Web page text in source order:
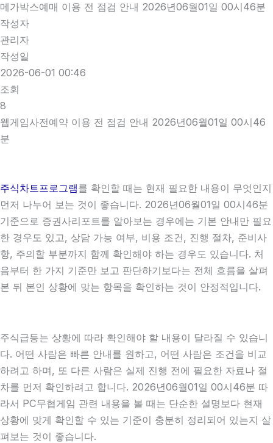
메가박스예매 이용 전 점검 안내 2026년06월01일 00시46분
작성자
관리자
작성일
2026-06-01 00:46
조회
8
웹게임사전예약 이용 전 점검 안내 2026년06월01일 00시46
분
주식차트프로그램를 확인할 때는 현재 필요한 내용이 무엇인지
먼저 나누어 보는 것이 좋습니다. 2026년06월01일 00시46분
기준으로 증권사리포트를 알아보는 경우에는 기본 안내만 필요
한 경우도 있고, 상담 가능 여부, 비용 조건, 진행 절차, 준비사
항, 주의할 부분까지 함께 확인해야 하는 경우도 있습니다. 처
음부터 한 가지 기준만 보고 판단하기보다는 전체 흐름을 살펴
본 뒤 본인 상황에 맞는 항목을 확인하는 것이 안정적입니다.
주식급등는 상황에 따라 확인해야 할 내용이 달라질 수 있습니
다. 어떤 사람은 빠른 안내를 원하고, 어떤 사람은 조건을 비교
하려고 하며, 또 다른 사람은 실제 진행 전에 필요한 자료나 절
차를 먼저 확인하려고 합니다. 2026년06월01일 00시46분 따
라서 PC무협게임 관련 내용을 볼 때는 단순한 설명보다 현재
상황에 맞게 확인할 수 있는 기준이 충분히 정리되어 있는지 살
펴보는 것이 좋습니다.